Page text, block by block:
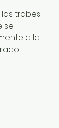
las trabes
se
a la